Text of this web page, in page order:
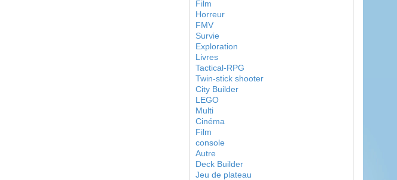
Film
Horreur
FMV
Survie
Exploration
Livres
Tactical-RPG
Twin-stick shooter
City Builder
LEGO
Multi
Cinéma
Film
console
Autre
Deck Builder
Jeu de plateau